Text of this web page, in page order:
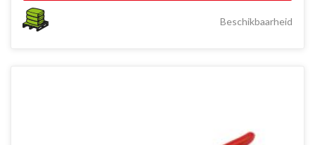
Beschikbaarheid